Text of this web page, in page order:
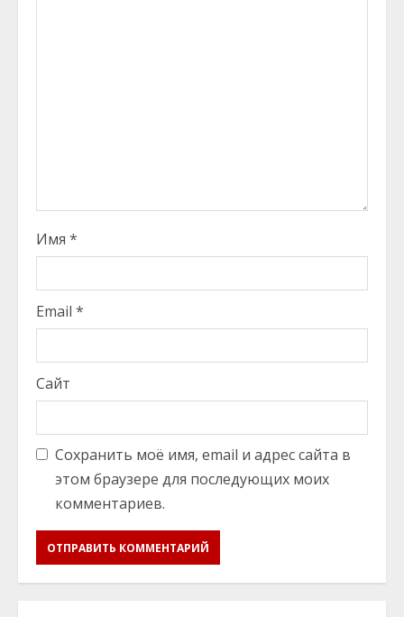
Имя *
Email *
Сайт
Сохранить моё имя, email и адрес сайта в
этом браузере для последующих моих
комментариев.